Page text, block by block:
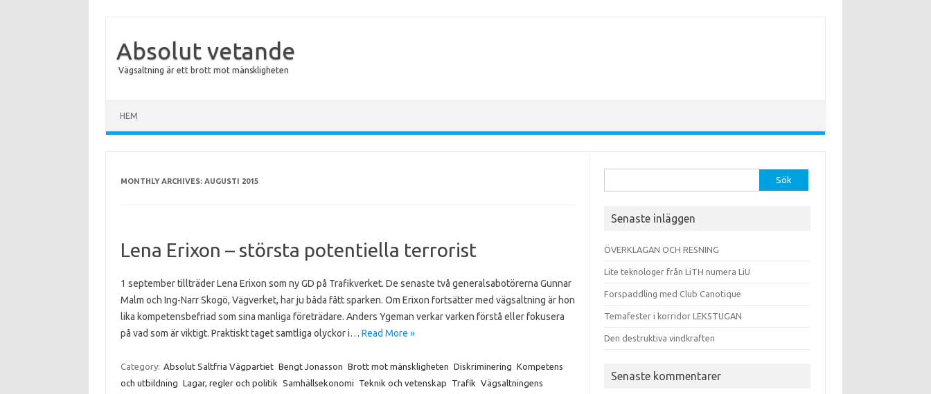
Absolut vetande
Vägsaltning är ett brott mot mänskligheten
HEM
MONTHLY ARCHIVES: AUGUSTI 2015
Lena Erixon – största potentiella terrorist
1 september tillträder Lena Erixon som ny GD på Trafikverket. De senaste två generalsabotörerna Gunnar
Malm och Ing-Narr Skogö, Vägverket, har ju båda fått sparken. Om Erixon fortsätter med vägsaltning är hon
lika kompetensbefriad som sina manliga företrädare. Anders Ygeman verkar varken förstå eller fokusera
på vad som är viktigt. Praktiskt taget samtliga olyckor i… Read More »
Category: Absolut Saltfria Vägpartiet Bengt Jonasson Brott mot mänskligheten Diskriminering Kompetens
och utbildning Lagar, regler och politik Samhällsekonomi Teknik och vetenskap Trafik Vägsaltningens
efter:
Senaste inläggen
ÖVERKLAGAN OCH RESNING
Lite teknologer från LiTH numera LiU
Forspaddling med Club Canotique
Temafester i korridor LEKSTUGAN
Den destruktiva vindkraften
Senaste kommentarer